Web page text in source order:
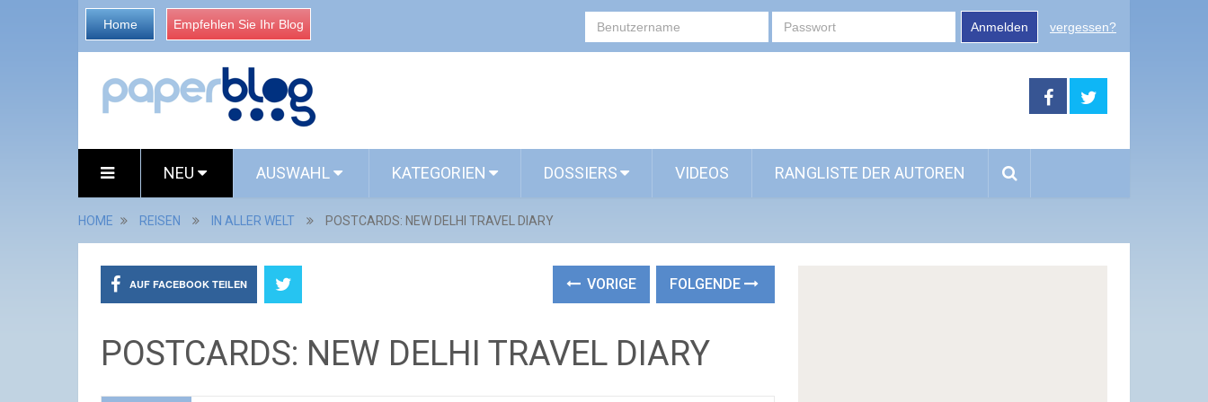
Home Empfehlen Sie Ihr Blog Anmelden vergessen?
NEU AUSWAHL KATEGORIEN DOSSIERS VIDEOS RANGLISTE DER AUTOREN
HOME REISEN IN ALLER WELT POSTCARDS: NEW DELHI TRAVEL DIARY
AUF FACEBOOK TEILEN VORIGE FOLGENDE
POSTCARDS: NEW DELHI TRAVEL DIARY